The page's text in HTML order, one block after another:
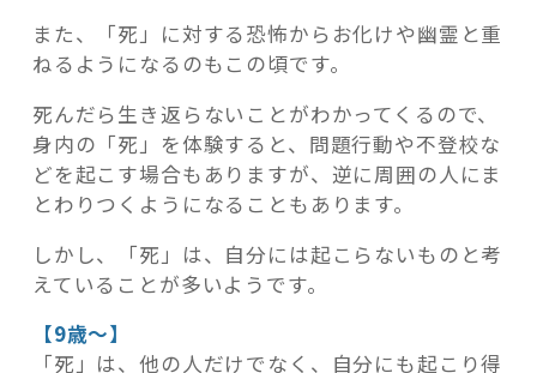
また、「死」に対する恐怖からお化けや幽霊と重
ねるようになるのもこの頃です。
死んだら生き返らないことがわかってくるので、
身内の「死」を体験すると、問題行動や不登校な
どを起こす場合もありますが、逆に周囲の人にま
とわりつくようになることもあります。
しかし、「死」は、自分には起こらないものと考
えていることが多いようです。
【9歳～】
「死」は、他の人だけでなく、自分にも起こり得